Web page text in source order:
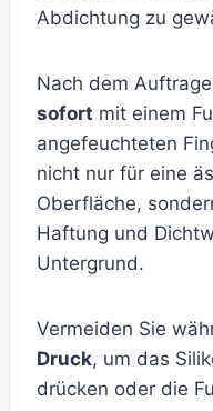
Abdichtung zu
Nach dem
sofort mit einem
angefeuchteten
nicht nur für eine
Oberfläche,
Haftung und
Untergrund.
Vermeiden Sie
Druck, um das
drücken oder die